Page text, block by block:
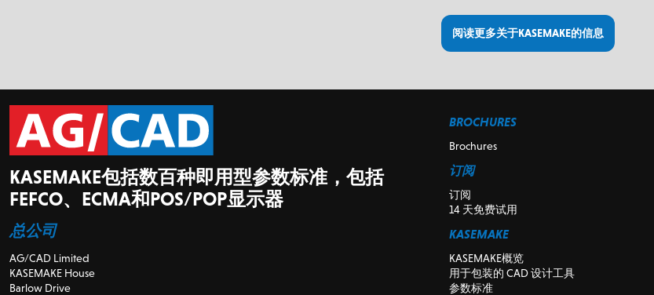
阅读更多关于KASEMAKE的信息
KASEMAKE包括数百种即用型参数标准，包括
FEFCO、ECMA和POS/POP显示器
总公司
AG/CAD Limited
KASEMAKE House
Barlow Drive
BROCHURES
Brochures
订阅
订阅
14 天免费试用
KASEMAKE
KASEMAKE概览
用于包装的 CAD 设计工具
参数标准